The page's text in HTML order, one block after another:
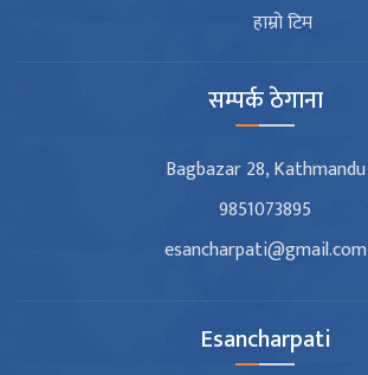
हाम्रो टिम
सम्पर्क ठेगाना
Bagbazar 28, Kathmandu
9851073895
esancharpati@gmail.com
Esancharpati